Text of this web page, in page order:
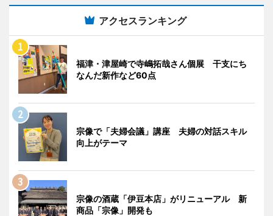
アクセスランキング
福津・津屋崎で寺嶋拓哉さん個展 干支にち
なんだ新作など60点
宗像で「夫婦会議」講座 夫婦の対話スキル
向上がテーマ
宗像の酒蔵「伊豆本店」がリニューアル 新
商品「宗像」開発も